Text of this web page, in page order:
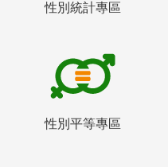
性別統計專區
性別平等專區